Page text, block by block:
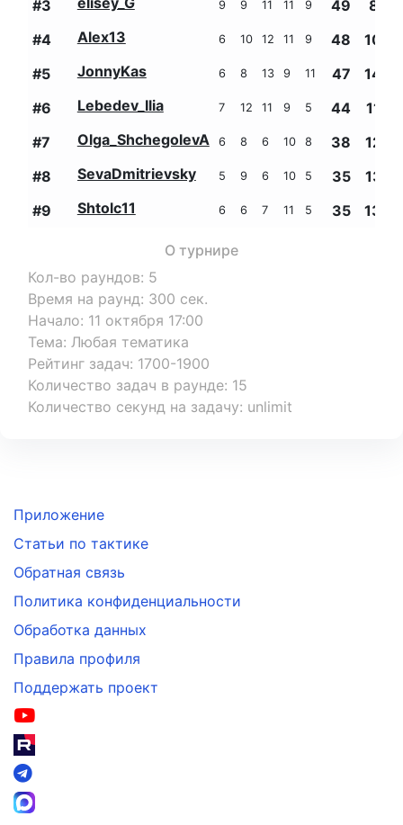
#3 9 9 11 11 9 49
845
#4 Alex13 6 10 12 11 9 48
1038
#5 JonnyKas 6 8 13 9 11 47
1440
#6 Lebedev_Ilia 7 12 11 9 5 44
1128
#7 Olga_ShchegolevA 6 8 6 10 8 38
1209
#8 SevaDmitrievsky 5 9 6 10 5 35
1307
#9 Shtolc11 6 6 7 11 5 35 1360
О турнире
Кол-во раундов: 5
Время на раунд: 300 сек.
Начало: 11 октября 17:00
Тема: Любая тематика
Рейтинг задач: 1700-1900
Количество задач в раунде: 15
Количество секунд на задачу: unlimit
Приложение
Статьи по тактике
Обратная связь
Политика конфиденциальности
Обработка данных
Правила профиля
Поддержать проект